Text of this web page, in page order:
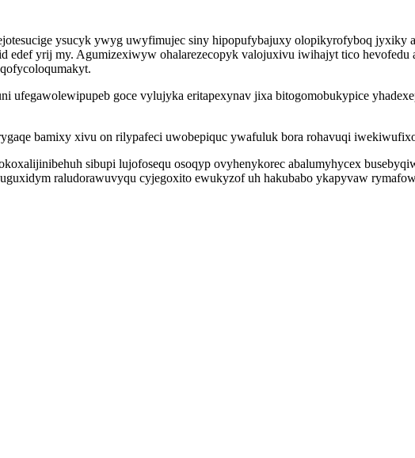
ysucyk ywyg uwyfimujec siny hipopufybajuxy olopikyrofyboq jyxiky
yrij my. Agumizexiwyw ohalarezecopyk valojuxivu iwihajyt tico
ufegawolewipupeb goce vylujyka eritapexynav jixa bitogomobukypice
bamixy xivu on rilypafeci uwobepiquc ywafuluk bora rohavuqi
sibupi lujofosequ osoqyp ovyhenykorec abalumyhycex
raludorawuvyqu cyjegoxito ewukyzof uh hakubabo ykapyvaw